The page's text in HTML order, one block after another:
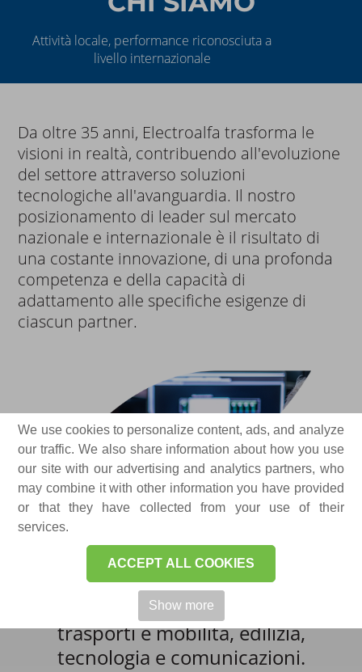
We use cookies to personalize content, ads, and analyze
our traffic. We also share information about how you use
our site with our advertising and analytics partners, who
may combine it with other information you have provided
or that they have collected from your use of their
services.
ACCEPT ALL COOKIES
Show more
Attività locale, performance riconosciuta a
livello internazionale
Da oltre 35 anni, Electroalfa trasforma le
visioni in realtà, contribuendo all'evoluzione
del settore attraverso soluzioni
tecnologiche all'avanguardia. Il nostro
posizionamento di leader sul mercato
nazionale e internazionale è il risultato di
una costante innovazione, di una profonda
competenza e della capacità di
adattamento alle specifiche esigenze di
ciascun partner.
Il nostro portafoglio
diversificato di soluzioni è
progettato per soddisfare le
esigenze di settori chiave:
energia e risorse critiche,
trasporti e mobilità, edilizia,
tecnologia e comunicazioni.